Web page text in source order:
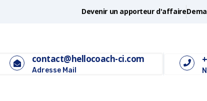
Devenir un apporteur d'affaire
contact@hellocoach-ci.com
Adresse Mail